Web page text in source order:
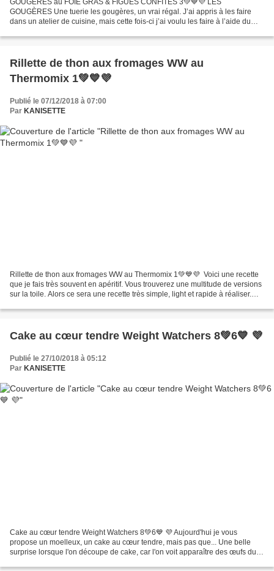
GOUGÈRES Une tuerie les gougères, un vrai régal. J’ai appris à les faire
dans un atelier de cuisine, mais cette fois-ci j’ai voulu les faire à l’aide du
Rillette de thon aux fromages WW au
Thermomix 1💚💙💜
Publié le 07/12/2018 à 07:00
Par KANISETTE
Rillette de thon aux fromages WW au Thermomix 1💚💙💜 Voici une recette
que je fais très souvent en apéritif. Vous trouverez une multitude de versions
sur la toile. Alors ce sera une recette très simple, light et rapide à réaliser.
Cake au cœur tendre Weight Watchers 8💚6💙 💜
Publié le 27/10/2018 à 05:12
Par KANISETTE
Cake au cœur tendre Weight Watchers 8💚6💙 💜 Aujourd'hui je vous
propose un moelleux, un cake au cœur tendre, mais pas que... Une belle
surprise lorsque l'on découpe de cake, car l'on voit apparaître des œufs durs